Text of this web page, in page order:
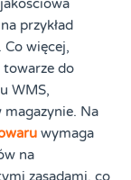
przykład
więcej,
towarze do
WMS,
Na
wymaga
na
zasadami, co